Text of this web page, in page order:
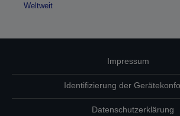
Weltweit
Impressum
Identifizierung der
Datenschutzerklärung